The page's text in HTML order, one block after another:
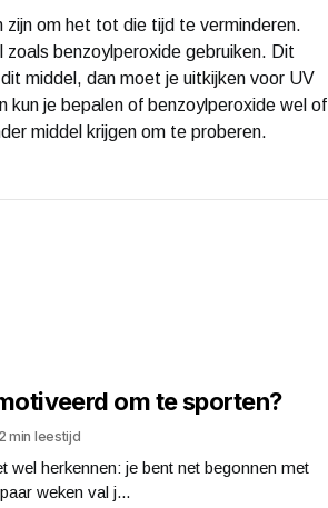
om het tot die tijd te verminderen.
zoals benzoylperoxide gebruiken. Dit
middel, dan moet je uitkijken voor UV
kun je bepalen of benzoylperoxide wel of
middel krijgen om te proberen.
om te sporten?
2 min leestijd
wel herkennen: je bent net begonnen met
weken val j...